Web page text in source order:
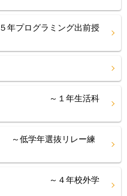
プログラミング出前授
～１年生活科
学年選抜リレー練
～４年校外学